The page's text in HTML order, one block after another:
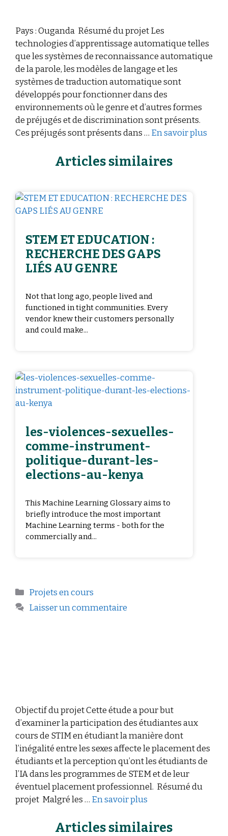
Pays : Ouganda Résumé du projet Les
technologies d’apprentissage automatique telles
que les systèmes de reconnaissance automatique
de la parole, les modèles de langage et les
systèmes de traduction automatique sont
développés pour fonctionner dans des
environnements où le genre et d’autres formes
de préjugés et de discrimination sont présents.
Ces préjugés sont présents dans … En savoir plus
Articles similaires
STEM ET EDUCATION :
RECHERCHE DES GAPS
LIÉS AU GENRE
Not that long ago, people lived and
functioned in tight communities. Every
vendor knew their customers personally
and could make...
les-violences-sexuelles-
comme-instrument-
politique-durant-les-
elections-au-kenya
This Machine Learning Glossary aims to
briefly introduce the most important
Machine Learning terms - both for the
commercially and...
Projets en cours
Laisser un commentaire
Objectif du projet Cette étude a pour but
d’examiner la participation des étudiantes aux
cours de STIM en étudiant la manière dont
l’inégalité entre les sexes affecte le placement des
étudiants et la perception qu’ont les étudiants de
l’IA dans les programmes de STEM et de leur
éventuel placement professionnel. Résumé du
projet Malgré les … En savoir plus
Articles similaires